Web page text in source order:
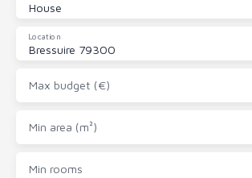
House
Bressuire 79300
Location
Max budget (€)
Min area (m²)
Min rooms